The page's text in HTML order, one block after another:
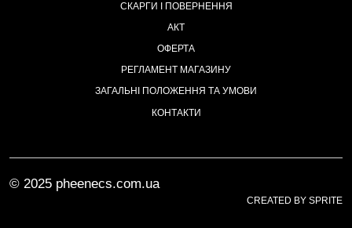
СКАРГИ І ПОВЕРНЕННЯ
АКТ
ОФЕРТА
РЕГЛАМЕНТ МАГАЗИНУ
ЗАГАЛЬНІ ПОЛОЖЕННЯ ТА УМОВИ
КОНТАКТИ
© 2025 pheenecs.com.ua
CREATED BY SPRITE